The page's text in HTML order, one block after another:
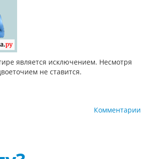
является исключением. Несмотря
не ставится.
Комментарии